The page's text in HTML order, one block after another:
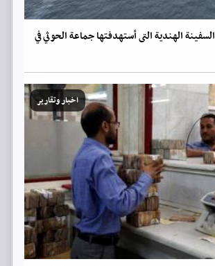
الهندية التى أستهدفتها جماعة الحوثي في
اخبار وتقارير